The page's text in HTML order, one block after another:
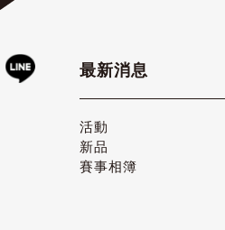
最新消息
活動
新品
賽事相簿